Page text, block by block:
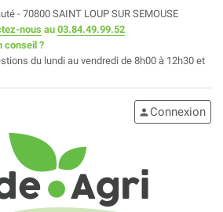
- 70800 SAINT LOUP SUR SEMOUSE
nous au 03.84.49.99.52
conseil ?
du lundi au vendredi de 8h00 à 12h30 et
person Connexion